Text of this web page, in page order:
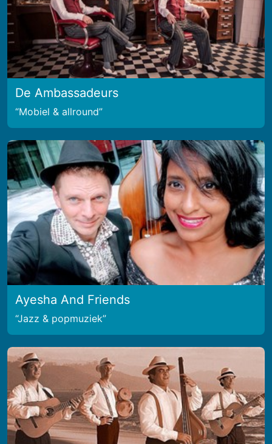
De Ambassadeurs
Mobiel & allround
Ayesha And Friends
Jazz & popmuziek